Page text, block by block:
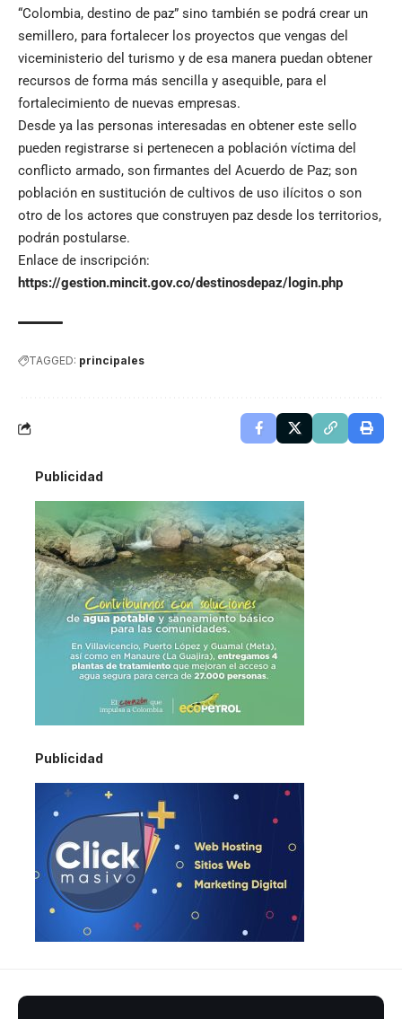
“Colombia, destino de paz” sino también se podrá crear un
semillero, para fortalecer los proyectos que vengas del
viceministerio del turismo y de esa manera puedan obtener
recursos de forma más sencilla y asequible, para el
fortalecimiento de nuevas empresas.
Desde ya las personas interesadas en obtener este sello
pueden registrarse si pertenecen a población víctima del
conflicto armado, son firmantes del Acuerdo de Paz; son
población en sustitución de cultivos de uso ilícitos o son
otro de los actores que construyen paz desde los territorios,
podrán postularse.
Enlace de inscripción:
https://gestion.mincit.gov.co/destinosdepaz/login.php
TAGGED: principales
Publicidad
Publicidad